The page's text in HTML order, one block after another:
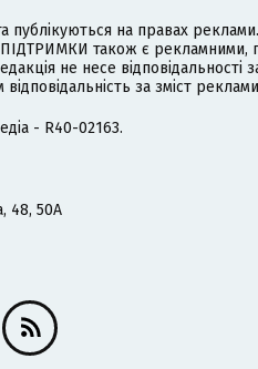
на правах
також є рекламними,
не несе відповідальності
за зміст
- R40-02163.
48, 50А